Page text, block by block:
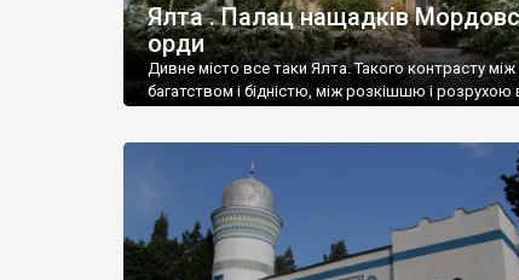
Ялта . Палац нащадків
орди
Дивне місто все таки Ялта. Такого контрасту між
багатством і бідністю, між розкішшю і розрухою